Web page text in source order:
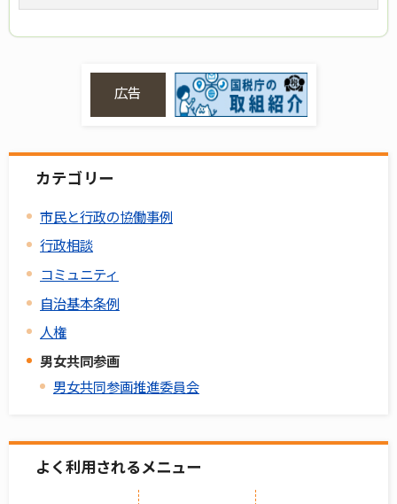
広告
カテゴリー
市民と行政の協働事例
行政相談
コミュニティ
自治基本条例
人権
男女共同参画
男女共同参画推進委員会
よく利用されるメニュー